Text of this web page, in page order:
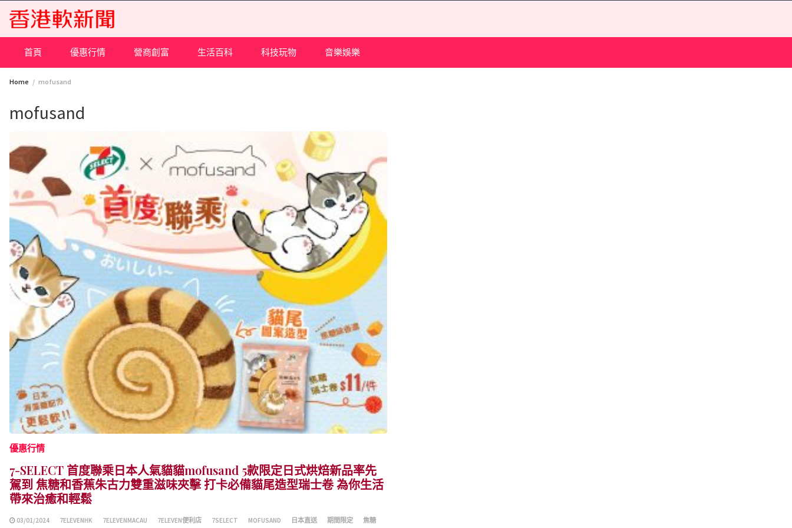
content
首頁 優惠行情 營商創富 生活百科 科技玩物 音樂娛樂
Home mofusand
mofusand
優惠行情
7-SELECT 首度聯乘日本人氣貓貓mofusand 5款限定日式烘焙新品率先
駕到 焦糖和香蕉朱古力雙重滋味夾擊 打卡必備貓尾造型瑞士卷 為你生活
帶來治癒和輕鬆
03/01/2024 7ELEVENHK 7ELEVENMACAU 7ELEVEN便利店 7SELECT MOFUSAND 日本直送 期間限定
焦糖